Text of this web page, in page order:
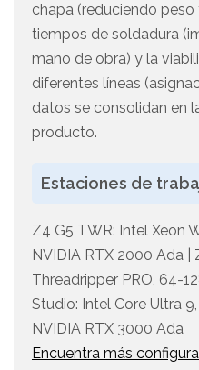
chapa (reduciendo
tiempos de soldadura
mano de obra) y la
diferentes líneas
datos se consolidan en
producto.
Estaciones de
Z4 G5 TWR: Intel Xeon
NVIDIA RTX 2000 Ada |
Threadripper PRO, 64-
Studio: Intel Core Ultra
NVIDIA RTX 3000 Ada
Encuentra más